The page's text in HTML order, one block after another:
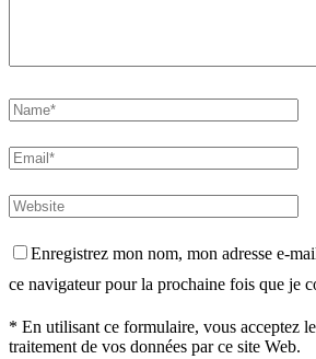
Enregistrez mon nom, mon adresse e-
ce navigateur pour la prochaine fois que je
* En utilisant ce formulaire, vous acceptez
traitement de vos données par ce site Web.